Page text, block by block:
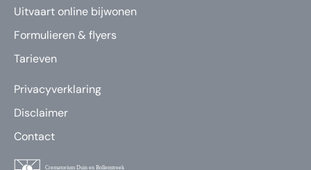
Uitvaart online bijwonen
Formulieren & flyers
Tarieven
Privacyverklaring
Disclaimer
Contact